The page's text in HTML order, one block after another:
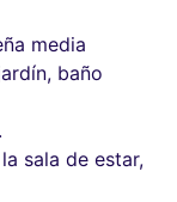
media
baño
sala de estar,